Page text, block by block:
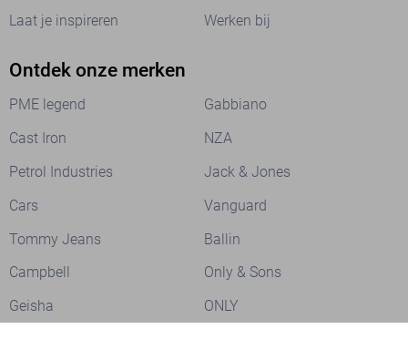
Laat je inspireren Werken bij
Ontdek onze merken
PME legend
Gabbiano
Cast Iron
NZA
Petrol Industries
Jack & Jones
Cars
Vanguard
Tommy Jeans
Ballin
Campbell
Only & Sons
Geisha
ONLY